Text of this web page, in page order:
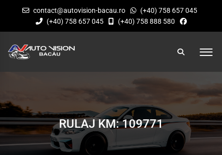
contact@autovision-bacau.ro
(+40) 758 657 045
(+40) 758 657 045
(+40) 758 888 580
RULAJ KM: 109771